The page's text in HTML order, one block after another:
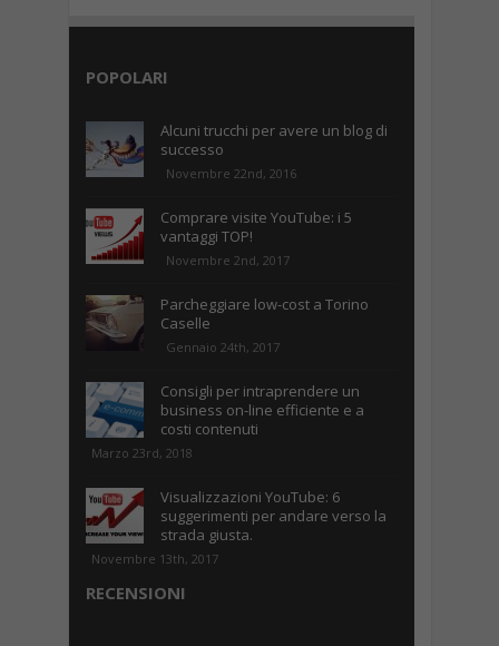
POPOLARI
Alcuni trucchi per avere un blog di
successo
Novembre 22nd, 2016
Comprare visite YouTube: i 5
vantaggi TOP!
Novembre 2nd, 2017
Parcheggiare low-cost a Torino
Caselle
Gennaio 24th, 2017
Consigli per intraprendere un
business on-line efficiente e a
costi contenuti
Marzo 23rd, 2018
Visualizzazioni YouTube: 6
suggerimenti per andare verso la
strada giusta.
Novembre 13th, 2017
RECENSIONI